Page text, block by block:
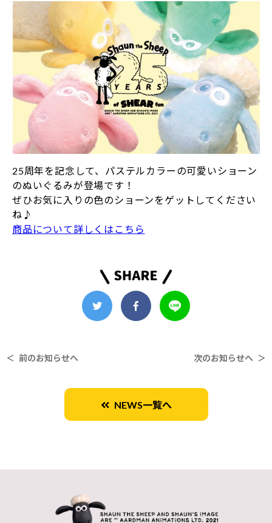
25周年を記念して、パステルカラーの可愛いショーン
のぬいぐるみが登場です！
ぜひお気に入りの色のショーンをゲットしてください
ね♪
商品について詳しくはこちら
＜ 前のお知らせへ 次のお知らせへ ＞
NEWS一覧へ